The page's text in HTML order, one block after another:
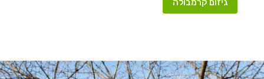
גיזום קרמבולה